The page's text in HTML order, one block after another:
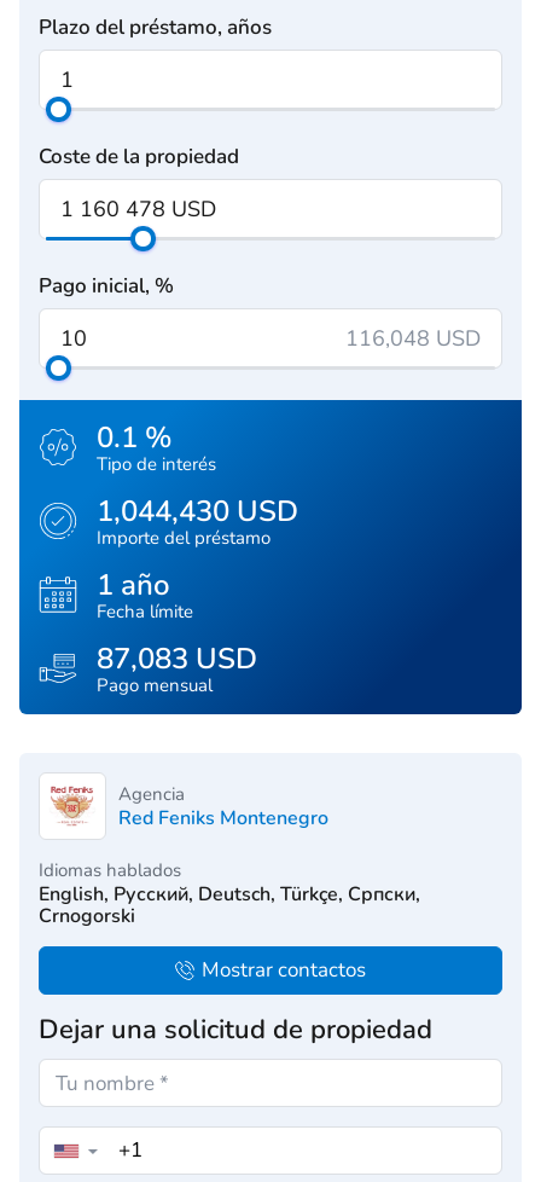
Plazo del préstamo, años
Coste de la propiedad
Pago inicial, %
116,048 USD
0.1 %
Tipo de interés
1,044,430 USD
Importe del préstamo
1 año
Fecha límite
87,083 USD
Pago mensual
Agencia
Red Feniks Montenegro
Idiomas hablados
English, Русский, Deutsch, Türkçe, Српски,
Crnogorski
Mostrar contactos
Dejar una solicitud de propiedad
▼